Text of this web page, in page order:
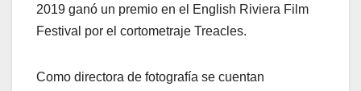
2019 ganó un premio en el English Riviera Film
Festival por el cortometraje Treacles.
Como directora de fotografía se cuentan